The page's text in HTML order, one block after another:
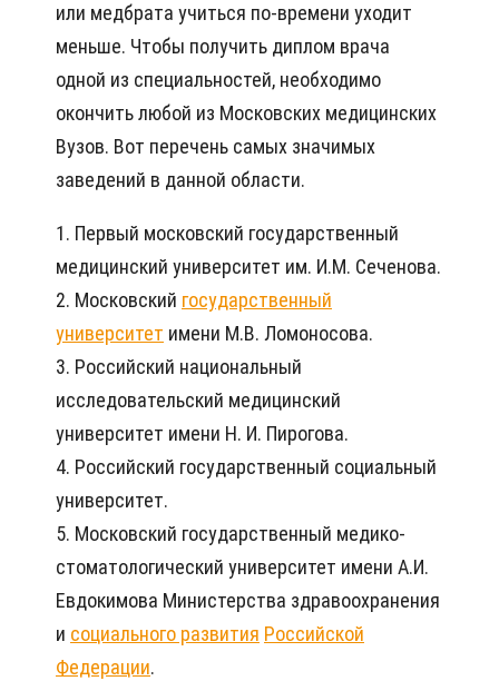
или медбрата учиться по-времени уходит
меньше. Чтобы получить диплом врача
одной из специальностей, необходимо
окончить любой из Московских медицинских
Вузов. Вот перечень самых значимых
заведений в данной области.
1. Первый московский государственный
медицинский университет им. И.М. Сеченова.
2. Московский государственный
университет имени М.В. Ломоносова.
3. Российский национальный
исследовательский медицинский
университет имени Н. И. Пирогова.
4. Российский государственный социальный
университет.
5. Московский государственный медико-
стоматологический университет имени А.И.
Евдокимова Министерства здравоохранения
и социального развития Российской
Федерации.